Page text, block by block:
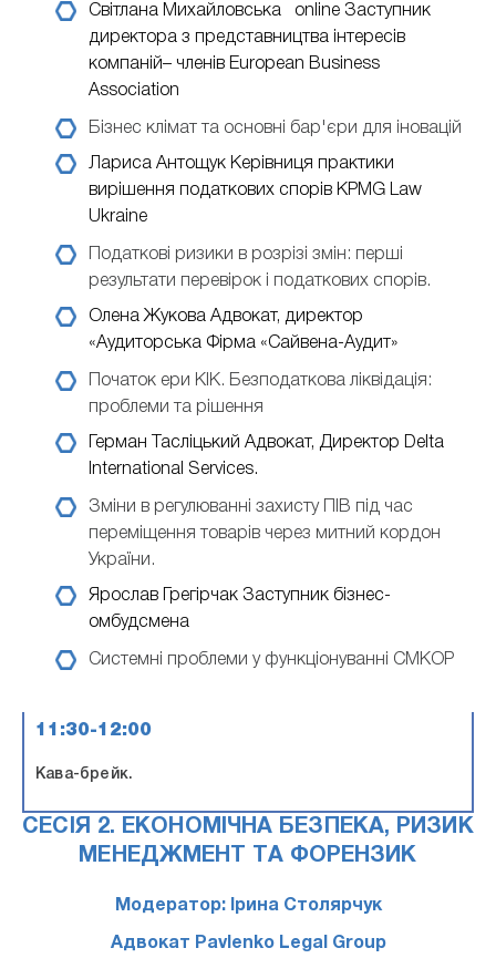
Світлана Михайловська online Заступник
директора з представництва інтересів
компаній– членів European Business
Association
Бізнес клімат та основні бар'єри для іновацій
Лариса Антощук Керівниця практики
вирішення податкових спорів KPMG Law
Ukraine
Податкові ризики в розрізі змін: перші
результати перевірок і податкових спорів.
Олена Жукова Адвокат, директор
«Аудиторська Фірма «Сайвена-Аудит»
Початок ери КІК. Безподаткова ліквідація:
проблеми та рішення
Герман Тасліцький Адвокат, Директор Delta
International Services.
Зміни в регулюванні захисту ПІВ під час
переміщення товарів через митний кордон
України.
Ярослав Грегірчак Заступник бізнес-
омбудсмена
Системні проблеми у функціонуванні СМКОР
11:30-12:00
Кава-брейк.
СЕСІЯ 2. ЕКОНОМІЧНА БЕЗПЕКА, РИЗИК
МЕНЕДЖМЕНТ ТА ФОРЕНЗИК
Модератор: Ірина Столярчук
Адвокат Pavlenko Legal Group